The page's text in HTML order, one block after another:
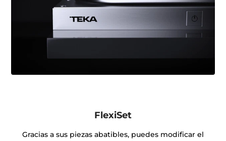
FlexiSet
Gracias a sus piezas abatibles, puedes modificar el